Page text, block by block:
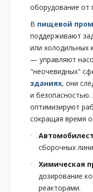
оборудование от
В пищевой
поддерживают
или холодильных
— управляют
"неочевидных"
зданиях, они
и безопасностью.
оптимизируют
сокращая время
сборочных
Химическая
дозирование
реакторами.